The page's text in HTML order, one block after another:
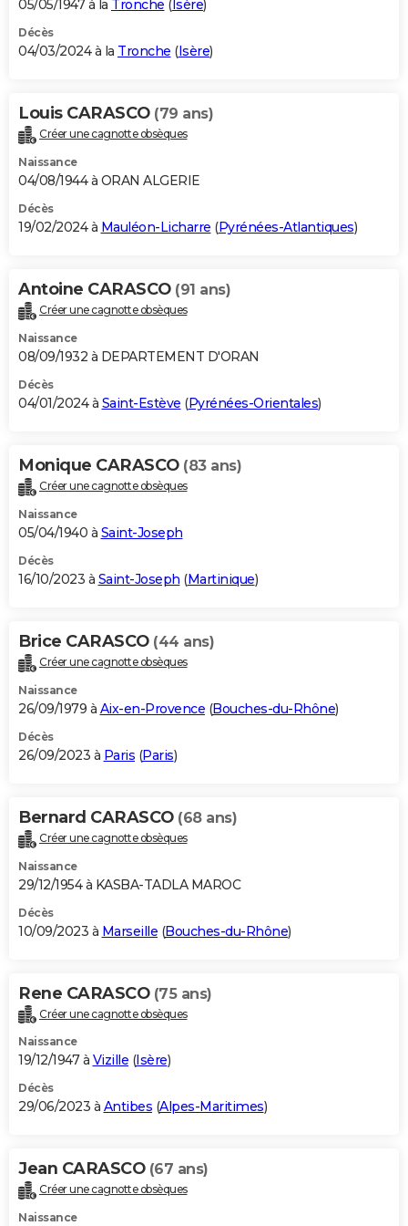
05/05/1947 à la Tronche ( Isère)
Décès
04/03/2024 à la Tronche (Isère)
Louis CARASCO (79 ans)
Créer une cagnotte obsèques
Naissance
04/08/1944 à ORAN ALGERIE
Décès
19/02/2024 à Mauléon-Licharre (Pyrénées-Atlantiques)
Antoine CARASCO (91 ans)
Créer une cagnotte obsèques
Naissance
08/09/1932 à DEPARTEMENT D'ORAN
Décès
04/01/2024 à Saint-Estève (Pyrénées-Orientales)
Monique CARASCO (83 ans)
Créer une cagnotte obsèques
Naissance
05/04/1940 à Saint-Joseph
Décès
16/10/2023 à Saint-Joseph (Martinique)
Brice CARASCO (44 ans)
Créer une cagnotte obsèques
Naissance
26/09/1979 à Aix-en-Provence (Bouches-du-Rhône)
Décès
26/09/2023 à Paris (Paris)
Bernard CARASCO (68 ans)
Créer une cagnotte obsèques
Naissance
29/12/1954 à KASBA-TADLA MAROC
Décès
10/09/2023 à Marseille (Bouches-du-Rhône)
Rene CARASCO (75 ans)
Créer une cagnotte obsèques
Naissance
19/12/1947 à Vizille (Isère)
Décès
29/06/2023 à Antibes (Alpes-Maritimes)
Jean CARASCO (67 ans)
Créer une cagnotte obsèques
Naissance